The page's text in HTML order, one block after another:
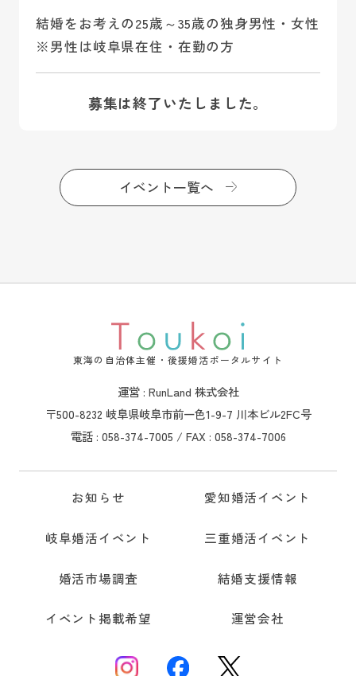
結婚をお考えの25歳～35歳の独身男性・女性
※男性は岐阜県在住・在勤の方
募集は終了いたしました。
イベント一覧へ
東海の自治体主催・後援婚活ポータルサイト
運営 : RunLand 株式会社
〒500-8232 岐阜県岐阜市前一色1-9-7 川本ビル2FC号
電話 : 058-374-7005 / FAX : 058-374-7006
お知らせ 愛知婚活イベント
岐阜婚活イベント 三重婚活イベント
婚活市場調査 結婚支援情報
イベント掲載希望 運営会社